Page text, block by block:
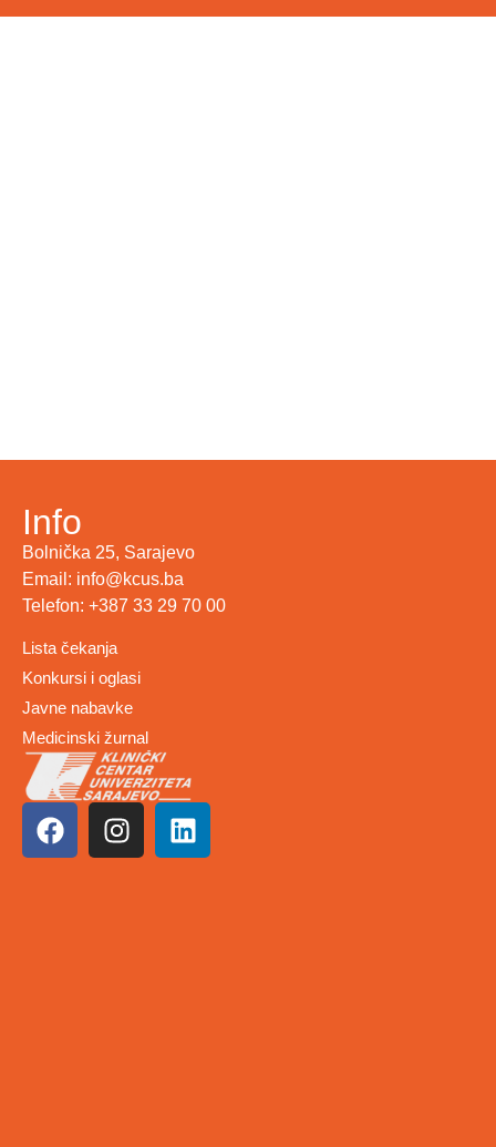
Info
Bolnička 25, Sarajevo
Email: info@kcus.ba
Telefon: +387 33 29 70 00
Lista čekanja
Konkursi i oglasi
Javne nabavke
Medicinski žurnal